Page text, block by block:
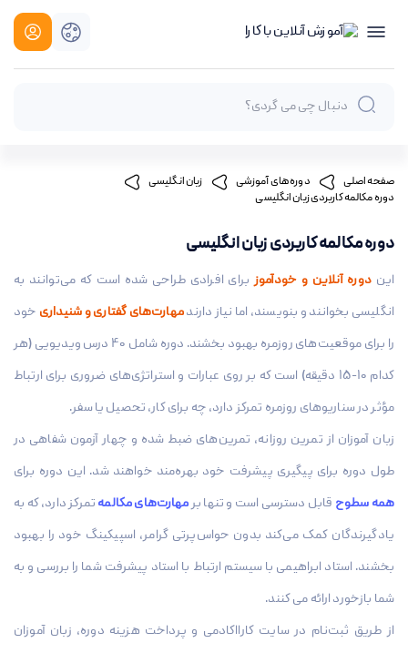
صفحه اصلی دوره های آموزشی
زبان انگلیسی
دوره مکالمه کاربردی زبان انگلیسی
دوره مکالمه کاربردی زبان انگلیسی
ایندوره آنلاین و خودآموز برای افرادی طراحی شده است که می‌توانند به
انگلیسی بخوانند و بنویسند، اما نیاز دارندمهارت‌های گفتاری و شنیداری خود
را برای موقعیت‌های روزمره بهبود بخشند. دوره شامل 40 درس ویدیویی (هر
کدام 10-15 دقیقه) است که بر روی عبارات و استراتژی‌های ضروری برای ارتباط
مؤثر در سناریوهای روزمره تمرکز دارد، چه برای کار، تحصیل یا سفر.
زبان آموزان از تمرین روزانه، تمرین‌های ضبط شده و چهار آزمون شفاهی در
طول دوره برای پیگیری پیشرفت خود بهره‌مند خواهند شد. این دوره برای
همه سطوح قابل دسترسی است و تنها برمهارت‌های مکالمه تمرکز دارد، که به
یادگیرندگان کمک می‌کند بدون حواس‌پرتی گرامر، اسپیکینگ خود را بهبود
بخشند. استاد ابراهیمی با سیستم ارتباط با استاد پیشرفت شما را بررسی و به
شما بازخورد ارائه می کنند.
از طریق ثبت‌نام در سایت کارااکادمی و پرداخت هزینه دوره، زبان آموزان